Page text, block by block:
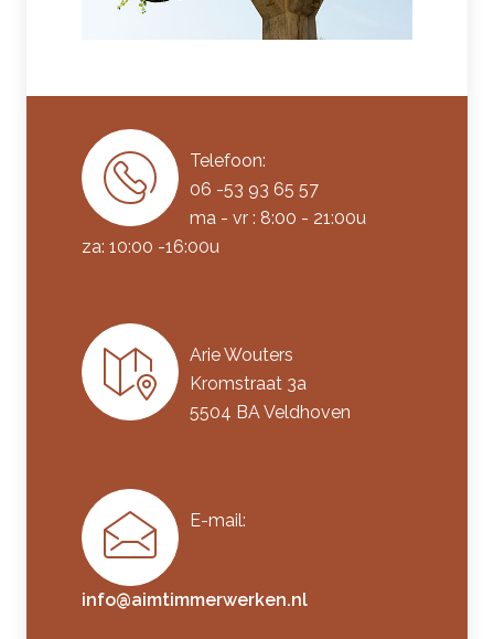
Telefoon:
06 -53 93 65 57
ma - vr : 8:00 - 21:00u
za: 10:00 -16:00u
Arie Wouters
Kromstraat 3a
5504 BA Veldhoven
E-mail:
info@aimtimmerwerken.nl